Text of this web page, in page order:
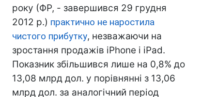
року (ФР, - завершився 29 грудня
2012 р.) практично не наростила
чистого прибутку, незважаючи на
зростання продажів iPhone і iPad.
Показник збільшився лише на 0,8% до
13,08 млрд дол. у порівнянні з 13,06
млрд дол. за аналогічний період